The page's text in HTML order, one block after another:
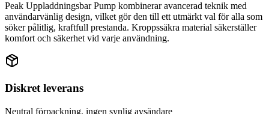
Peak Uppladdningsbar Pump kombinerar avancerad teknik med
användarvänlig design, vilket gör den till ett utmärkt val för alla som
söker pålitlig, kraftfull prestanda. Kroppssäkra material säkerställer
komfort och säkerhet vid varje användning.
Diskret leverans
Neutral förpackning, ingen synlig avsändare